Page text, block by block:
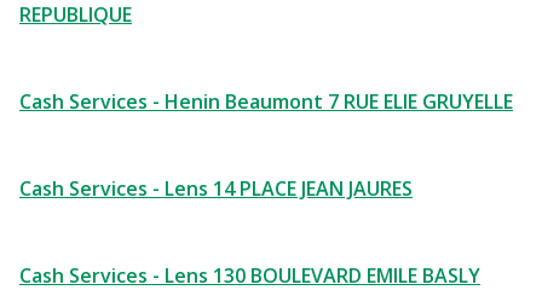
REPUBLIQUE
Cash Services - Henin Beaumont 7 RUE ELIE GRUYELLE
Cash Services - Lens 14 PLACE JEAN JAURES
Cash Services - Lens 130 BOULEVARD EMILE BASLY